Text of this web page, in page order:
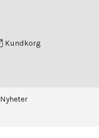
Kundkorg
Nyheter